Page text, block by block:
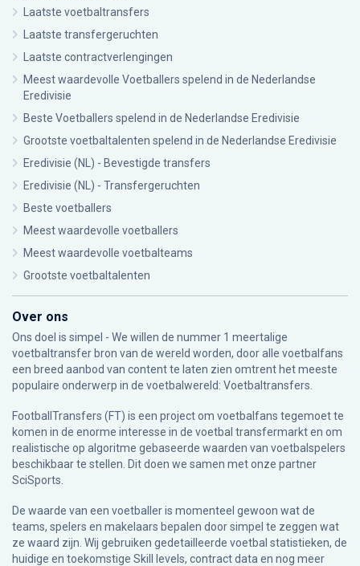
Laatste voetbaltransfers
Laatste transfergeruchten
Laatste contractverlengingen
Meest waardevolle Voetballers spelend in de Nederlandse
Eredivisie
Beste Voetballers spelend in de Nederlandse Eredivisie
Grootste voetbaltalenten spelend in de Nederlandse Eredivisie
Eredivisie (NL) - Bevestigde transfers
Eredivisie (NL) - Transfergeruchten
Beste voetballers
Meest waardevolle voetballers
Meest waardevolle voetbalteams
Grootste voetbaltalenten
Over ons
Ons doel is simpel - We willen de nummer 1 meertalige
voetbaltransfer bron van de wereld worden, door alle voetbalfans
een breed aanbod van content te laten zien omtrent het meeste
populaire onderwerp in de voetbalwereld: Voetbaltransfers.
FootballTransfers (FT) is een project om voetbalfans tegemoet te
komen in de enorme interesse in de voetbal transfermarkt en om
realistische op algoritme gebaseerde waarden van voetbalspelers
beschikbaar te stellen. Dit doen we samen met onze partner
SciSports
De waarde van een voetballer is momenteel gewoon wat de
teams, spelers en makelaars bepalen door simpel te zeggen wat
ze waard zijn. Wij gebruiken gedetailleerde voetbal statistieken, de
huidige en toekomstige Skill levels, contract data en nog meer